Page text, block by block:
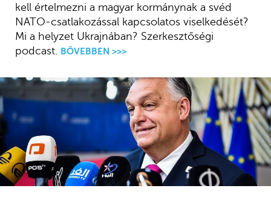
kell értelmezni a magyar kormánynak a svéd
NATO-csatlakozással kapcsolatos viselkedését?
Mi a helyzet Ukrajnában? Szerkesztőségi
podcast. BŐVEBBEN >>>